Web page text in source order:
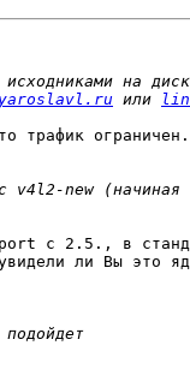
или
трафик
с 2.5., в
ли Вы это